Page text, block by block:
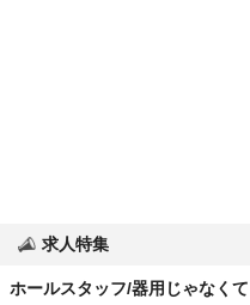
求人特集
ホールスタッフ/器用じゃなく